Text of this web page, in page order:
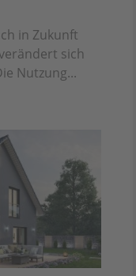
in Zukunft
sich
Nutzung...